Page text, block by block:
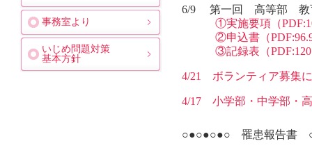
事務室より
いじめ問題対策
基本方針
6/9 第一回 高等部 教
①実施要項（
②申込書（
③記録表（
4/21 ボランティア募集
4/17 小学部・中学部・
○●○●○●○ 罹患報告書